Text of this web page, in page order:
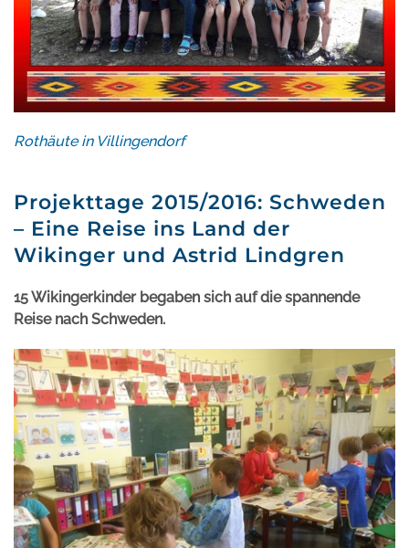
Rothäute in Villingendorf
Projekttage 2015/2016: Schweden
– Eine Reise ins Land der
Wikinger und Astrid Lindgren
15 Wikingerkinder begaben sich auf die spannende
Reise nach Schweden.